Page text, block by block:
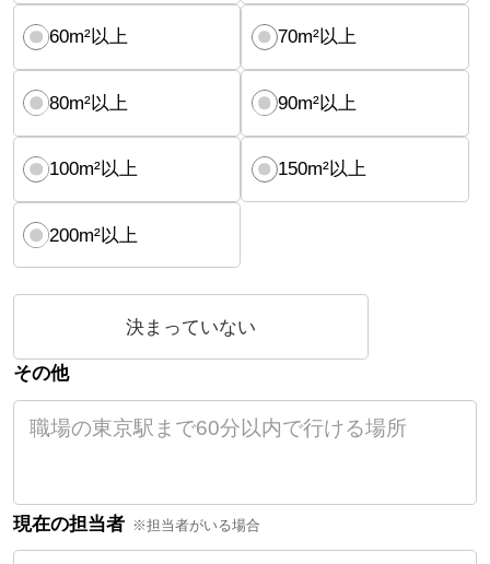
60m²以上 70m²以上
80m²以上 90m²以上
100m²以上 150m²以上
200m²以上
決まっていない
その他
現在の担当者 ※担当者がいる場合